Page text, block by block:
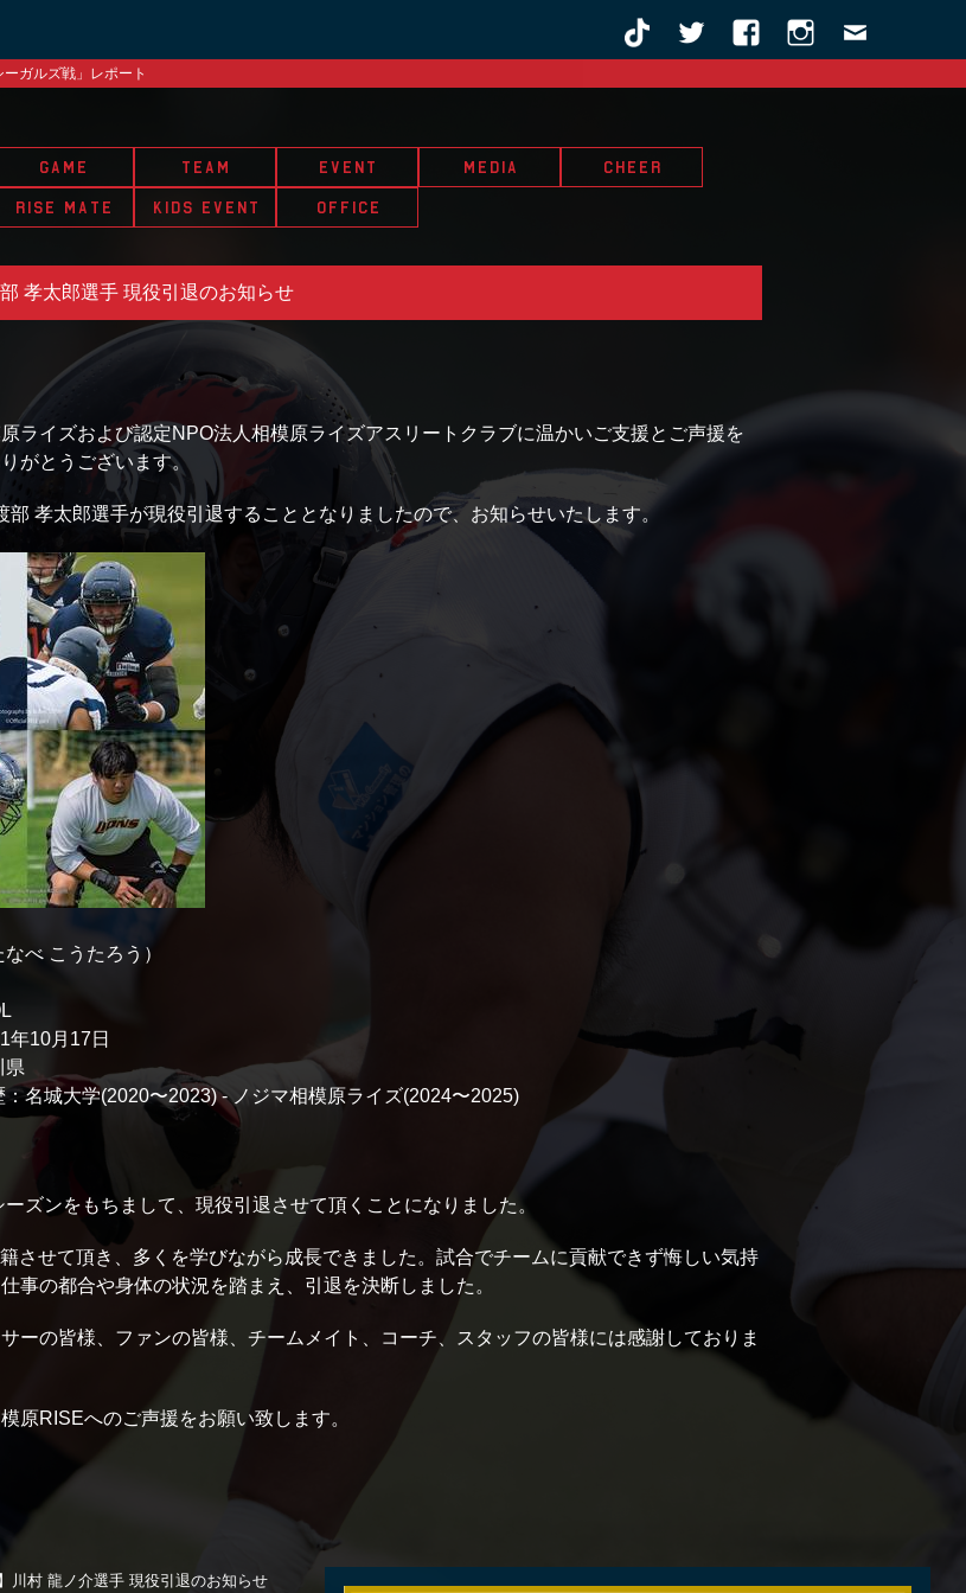
ガルズ戦」レポート
戦」レポート
ト情報
GAME TEAM EVENT MEDIA CHEER
RISE MATE KIDS EVENT OFFICE
部 孝太郎選手 現役引退のお知らせ
ライズおよび認定NPO法人相模原ライズアスリートクラブに温かいご支援とご声援を
がとうございます。
部 孝太郎選手が現役引退することとなりましたので、お知らせいたします。
べ こうたろう）
10月17日
県
名城大学(2020〜2023) - ノジマ相模原ライズ(2024〜2025)
ズンをもちまして、現役引退させて頂くことになりました。
させて頂き、多くを学びながら成長できました。試合でチームに貢献できず悔しい気持
事の都合や身体の状況を踏まえ、引退を決断しました。
ーの皆様、ファンの皆様、チームメイト、コーチ、スタッフの皆様には感謝しておりま
原RISEへのご声援をお願い致します。
川村 龍ノ介選手 現役引退のお知らせ